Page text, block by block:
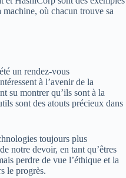
machine, où chacun trouve sa
un rendez-vous
à l’avenir de la
su montrer qu’ils sont à la
sont des atouts précieux dans
toujours plus
notre devoir, en tant qu’êtres
perdre de vue l’éthique et la
le progrès.